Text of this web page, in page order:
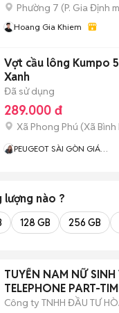
Phường 7 (P. Gia Định
Hoang Gia Khiem
Vợt cầu lông Kumpo
Xanh
Đã sử dụng
289.000 đ
Xã Phong Phú (Xã Bình
PEUGEOT SÀI GÒN GIÁ
lượng nào ?
128 GB 256 GB
TUYỂN NAM NỮ SINH
TELEPHONE PART-
Công ty TNHH ĐẦU TƯ